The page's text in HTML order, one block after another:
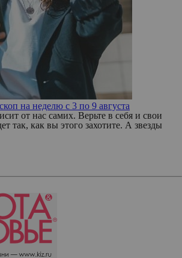
на неделю с 3 по 9 августа
от нас самих. Верьте в себя и свои
так, как вы этого захотите. А звезды